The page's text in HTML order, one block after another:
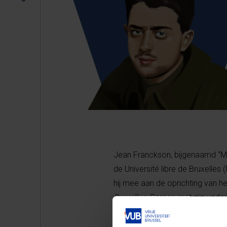
Jean Franckson, bijgenaamd
de Université libre de Bruxelles
hij mee aan de oprichting van
Bruxelles. Samen met zijn
uitgroeien tot de inlichtingen-